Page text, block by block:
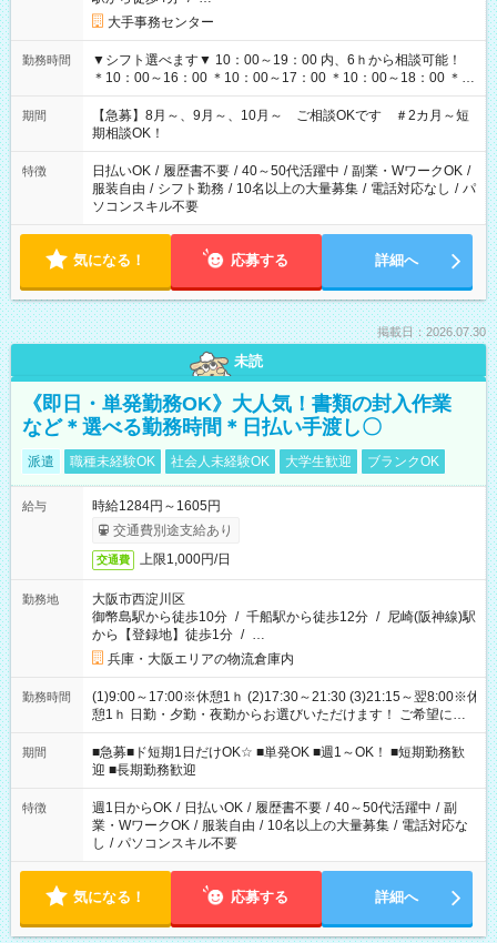
大手事務センター
勤務時間
▼シフト選べます▼ 10：00～19：00 内、6ｈから相談可能！
＊10：00～16：00 ＊10：00～17：00 ＊10：00～18：00 ＊
11：00～19：00 ＊12：00～19：00 ＊13：00～19：00
期間
【急募】8月～、9月～、10月～ ご相談OKです ＃2カ月～短
期相談OK！
特徴 日払いOK / 履歴書不要 / 40～50代活躍中 / 副業・WワークOK /
服装自由 / シフト勤務 / 10名以上の大量募集 / 電話対応なし / パ
ソコンスキル不要
気になる！ 応募する 詳細へ
掲載日：2026.07.30
未読
《即日・単発勤務OK》大人気！書類の封入作業
など＊選べる勤務時間＊日払い手渡し〇
派遣 職種未経験OK 社会人未経験OK 大学生歓迎 ブランクOK
給与
時給1284円～1605円
交通費別途支給あり
交通費 上限1,000円/日
勤務地
大阪市西淀川区
御幣島駅から徒歩10分 / 千船駅から徒歩12分 / 尼崎(阪神線)駅
から【登録地】徒歩1分 / …
兵庫・大阪エリアの物流倉庫内
勤務時間
(1)9:00～17:00※休憩1ｈ (2)17:30～21:30 (3)21:15～翌8:00※休
憩1ｈ 日勤・夕勤・夜勤からお選びいただけます！ ご希望に合
わせて働けるお仕事です(*^^*) 【その他選べる勤務時間】 8-17
時/9-17時/9-18時/10-18時/11-21時/18-22時/20-翌4時/21-翌5
時/22-翌6時/0-翌8時 ご自身のご都合で選んで頂ける完全自由シ
フト！
期間
■急募■ド短期1日だけOK☆ ■単発OK ■週1～OK！ ■短期勤務歓
迎 ■長期勤務歓迎
特徴 週1日からOK / 日払いOK / 履歴書不要 / 40～50代活躍中 / 副
業・WワークOK / 服装自由 / 10名以上の大量募集 / 電話対応な
し / パソコンスキル不要
気になる！ 応募する 詳細へ